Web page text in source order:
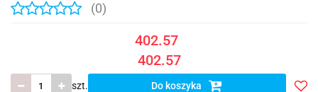
(0)
402.57
402.57
szt. Do koszyka